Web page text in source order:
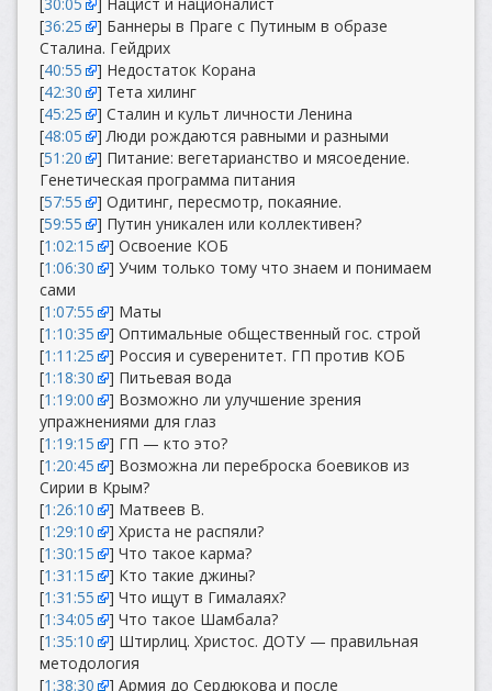
[36:25
] Баннеры в Праге с Путиным в образе
Сталина. Гейдрих
[40:55
] Недостаток Корана
[42:30
] Тета хилинг
[45:25
] Сталин и культ личности Ленина
[48:05
] Люди рождаются равными и разными
[51:20
] Питание: вегетарианство и мясоедение.
Генетическая программа питания
[57:55
] Одитинг, пересмотр, покаяние.
[59:55
] Путин уникален или коллективен?
[1:02:15
] Освоение КОБ
[1:06:30
] Учим только тому что знаем и понимаем
сами
[1:07:55
] Маты
[1:10:35
] Оптимальные общественный гос. строй
[1:11:25
] Россия и суверенитет. ГП против КОБ
[1:18:30
] Питьевая вода
[1:19:00
] Возможно ли улучшение зрения
упражнениями для глаз
[1:19:15
] ГП — кто это?
[1:20:45
] Возможна ли переброска боевиков из
Сирии в Крым?
[1:26:10
] Матвеев В.
[1:29:10
] Христа не распяли?
[1:30:15
] Что такое карма?
[1:31:15
] Кто такие джины?
[1:31:55
] Что ищут в Гималаях?
[1:34:05
] Что такое Шамбала?
[1:35:10
] Штирлиц. Христос. ДОТУ — правильная
методология
[1:38:30
] Армия до Сердюкова и после